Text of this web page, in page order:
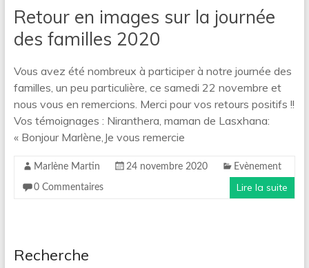
Retour en images sur la journée
des familles 2020
Vous avez été nombreux à participer à notre journée des
familles, un peu particulière, ce samedi 22 novembre et
nous vous en remercions. Merci pour vos retours positifs !!
Vos témoignages : Niranthera, maman de Lasxhana:
« Bonjour Marlène,Je vous remercie
Marlène Martin 24 novembre 2020 Evènement
0 Commentaires Lire la suite
Recherche